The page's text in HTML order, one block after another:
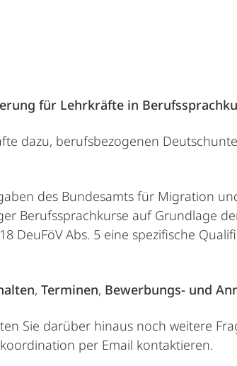
für Lehrkräfte in
dazu, berufsbezogenen
des Bundesamts für Migration
Berufssprachkurse auf Grundlage
DeuFöV Abs. 5 eine spezifische
, Terminen, Bewerbungs- und
Sie darüber hinaus noch weitere
per Email kontaktieren.